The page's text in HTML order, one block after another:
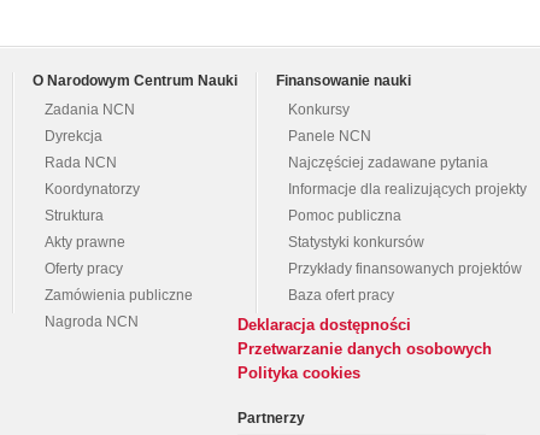
O Narodowym Centrum Nauki
Zadania NCN
Dyrekcja
Rada NCN
Koordynatorzy
Struktura
Akty prawne
Oferty pracy
Zamówienia publiczne
Nagroda NCN
Finansowanie nauki
Konkursy
Panele NCN
Najczęściej zadawane pytania
Informacje dla realizujących projekty
Pomoc publiczna
Statystyki konkursów
Przykłady finansowanych projektów
Baza ofert pracy
Deklaracja dostępności
Przetwarzanie danych osobowych
Polityka cookies
Partnerzy